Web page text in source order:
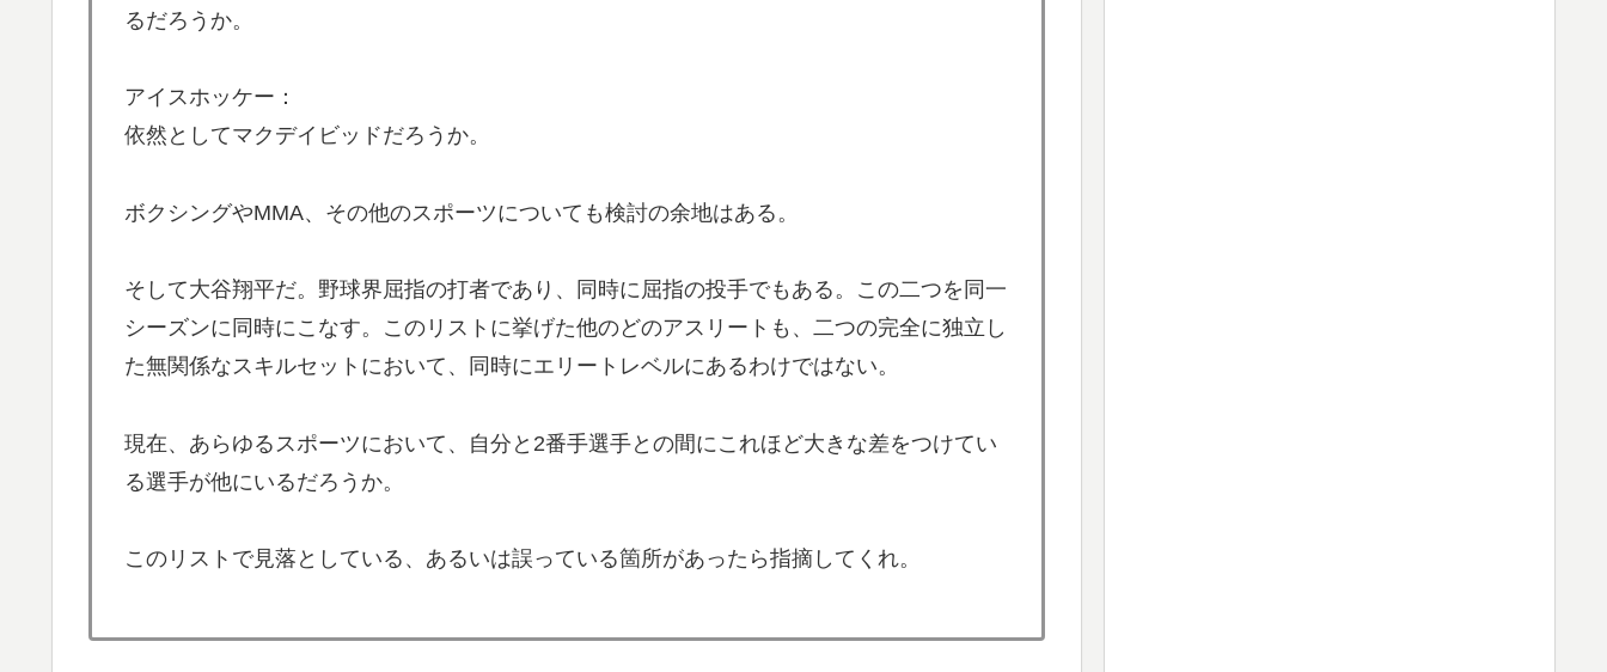
▶ 韓国が独自開発したと自慢する甘いトマト、実はそこら辺のトマトに砂糖水を注入していただけなの
▶
韓国人「日本メディアが大型台風13号が急カーブで韓国方面に向かって来ると予報！」→「予想外の
進路‥」
▶ 【海外の反応】日本政府が、アメリカ政府によるネットミームとしての任天堂やポケモン使用に対し
て警告 → 「若者票を集めたいんだろうな」「任天堂の法務部隊が出てくるぞ」
▶ 海外「親が買った覚えのないプレゼントが山積みなのに誰も騒がない」サンタ映画最大の設定の
るだろうか。
アイスホッケー：
依然としてマクデイビッドだろうか。
ボクシングやMMA、その他のスポーツについても検討の余地はある。
そして大谷翔平だ。野球界屈指の打者であり、同時に屈指の投手でもある。この二つを同一
シーズンに同時にこなす。このリストに挙げた他のどのアスリートも、二つの完全に独立し
た無関係なスキルセットにおいて、同時にエリートレベルにあるわけではない。
現在、あらゆるスポーツにおいて、自分と2番手選手との間にこれほど大きな差をつけてい
る選手が他にいるだろうか。
このリストで見落としている、あるいは誤っている箇所があったら指摘してくれ。